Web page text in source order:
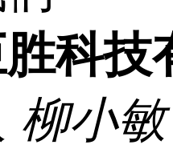
科技
柳小敏